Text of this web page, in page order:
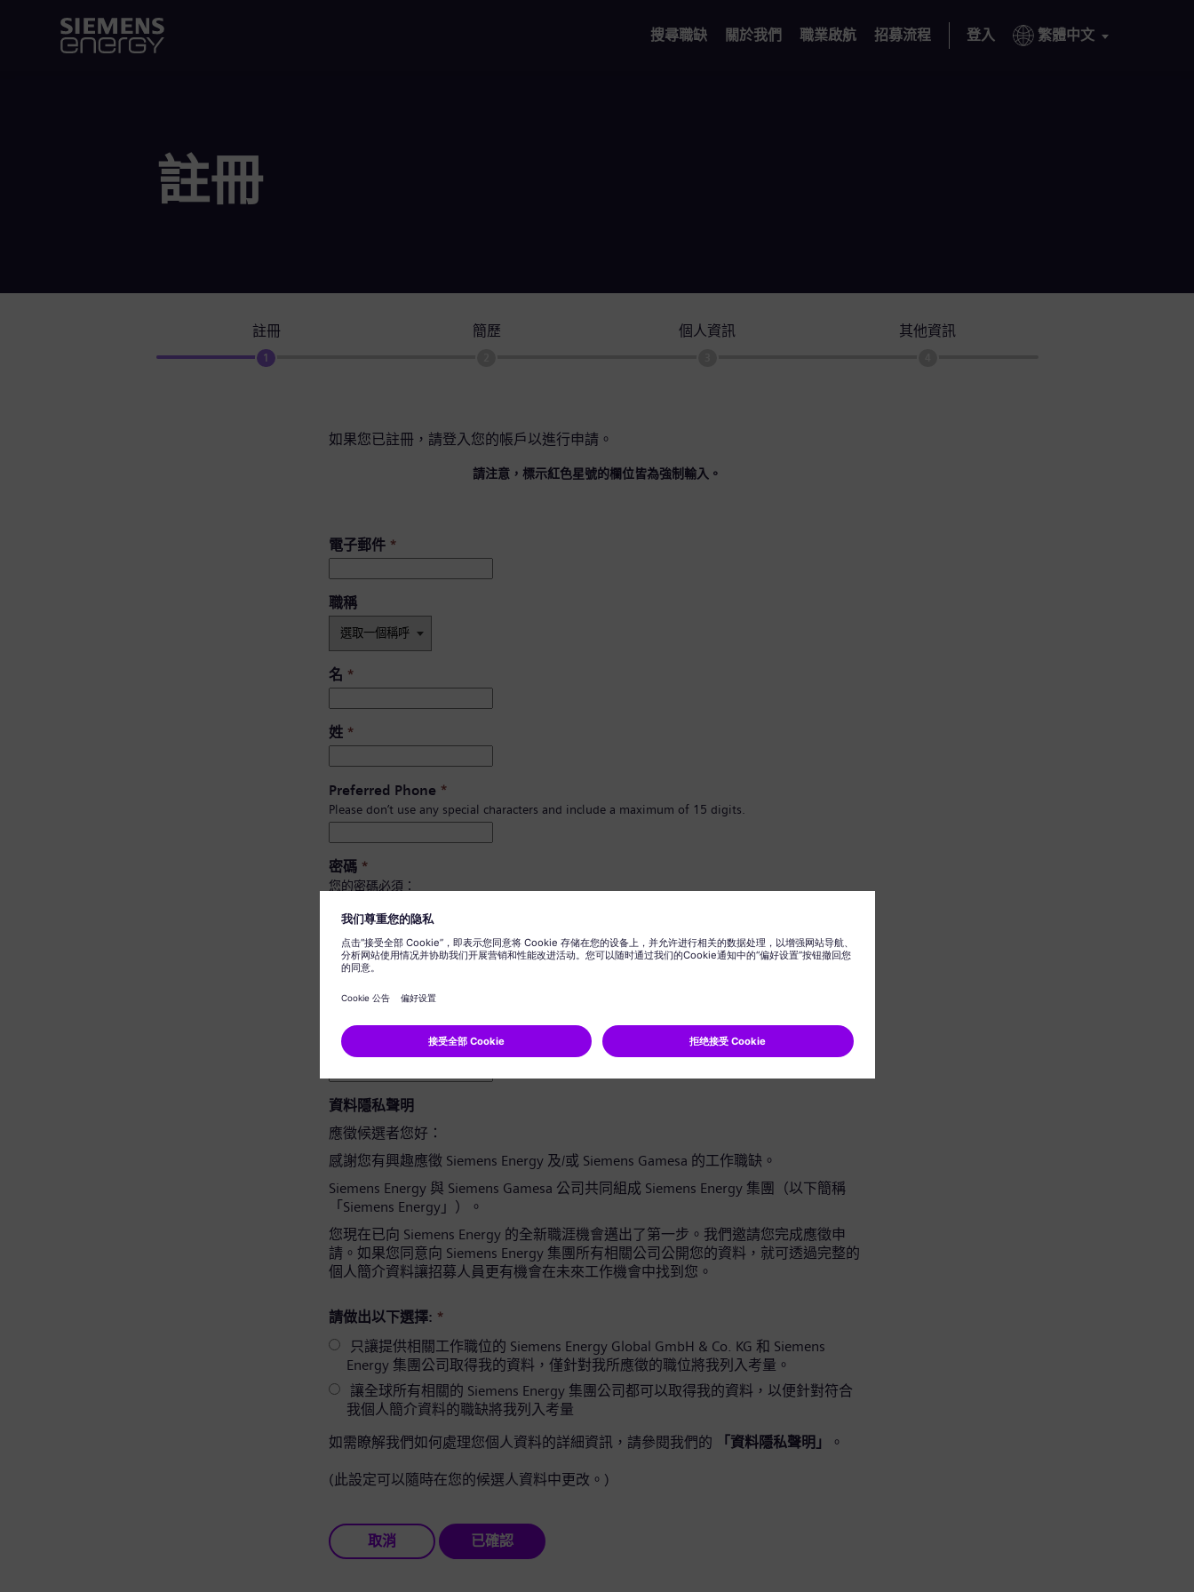
搜尋職缺 關於我們 職業啟航 招募流程 登入 繁體中文
註冊
註冊
1
簡歷 個人資訊 其他資訊
如果您已註冊，請登入您的帳戶以進行申請。
請注意，標示紅色星號的欄位皆為強制輸入。
電子郵件 *
職稱
名 *
姓 *
Preferred Phone *
Please don’t use any special characters and include a maximum of 15 digits.
密碼 *
您的密碼必須：
至少有 8 個字元。
有大小寫字母，並且至少有一個數字及一個符號。
不包含您的任何個人資訊。
密碼確認
資料隱私聲明
應徵候選者您好：
感謝您有興趣應徵 Siemens Energy 及/或 Siemens Gamesa 的工作職缺。
Siemens Energy 與 Siemens Gamesa 公司共同組成 Siemens Energy 集團（以下簡稱
「Siemens Energy」）。
您現在已向 Siemens Energy 的全新職涯機會邁出了第一步。我們邀請您完成應徵申
請。如果您同意向 Siemens Energy 集團所有相關公司公開您的資料，就可透過完整的
個人簡介資料讓招募人員更有機會在未來工作機會中找到您。
請做出以下選擇: *
只讓提供相關工作職位的 Siemens Energy Global GmbH & Co. KG 和 Siemens
Energy 集團公司取得我的資料，僅針對我所應徵的職位將我列入考量。
讓全球所有相關的 Siemens Energy 集團公司都可以取得我的資料，以便針對符合
我個人簡介資料的職缺將我列入考量
如需瞭解我們如何處理您個人資料的詳細資訊，請參閱我們的
「資料隱私聲明」 。
(此設定可以隨時在您的候選人資料中更改。)
取消 已確認